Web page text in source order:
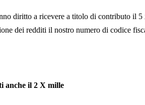
diritto a ricevere a titolo di contributo il
dei redditi il nostro numero di codice
anche il 2 X mille